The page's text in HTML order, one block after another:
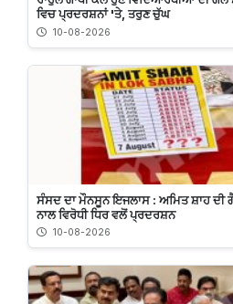
ਵਿਚ ਪ੍ਰਦਰਸ਼ਨਾਂ 'ਤੇ, ਤਰੁਣ ਚੁੱਘ
10-08-2026
ਸੰਸਦ ਦਾ ਮੌਨਸੂਨ ਇਜਲਾਸ : ਅਮਿਤ ਸ਼ਾਹ
ਨਾਲ ਵਿਰੋਧੀ ਧਿਰ ਵਲੋਂ ਪ੍ਰਦਰਸ਼ਨ
10-08-2026